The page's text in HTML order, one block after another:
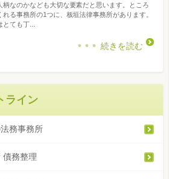
柄なのかなども大切な要素だと思います。ところ
る事務所の1つに、板垣法律事務所があります。
ても丁...
続きを読む
ライン
務事務所
債務整理